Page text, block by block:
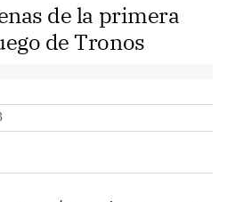
de la primera
de Tronos